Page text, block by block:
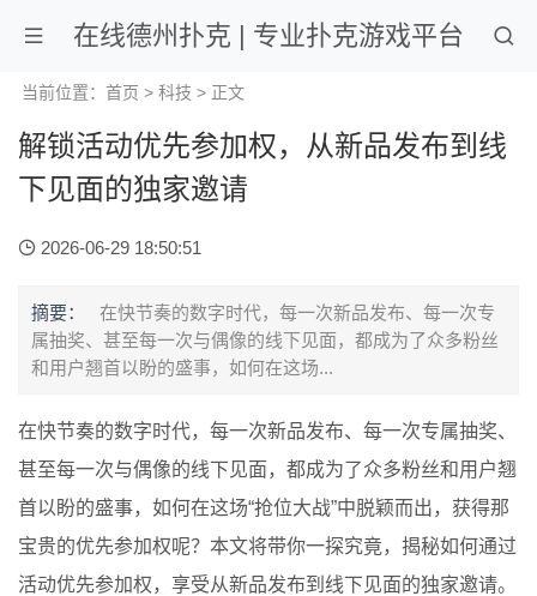
在线德州扑克 | 专业扑克游戏平台
当前位置： 首页 > 科技 > 正文
解锁活动优先参加权，从新品发布到线
下见面的独家邀请
2026-06-29 18:50:51
摘要：
在快节奏的数字时代，每一次新品发布、每一次专
属抽奖、甚至每一次与偶像的线下见面，都成为了众多粉丝
和用户翘首以盼的盛事，如何在这场...
在快节奏的数字时代，每一次新品发布、每一次专属抽奖、
甚至每一次与偶像的线下见面，都成为了众多粉丝和用户翘
首以盼的盛事，如何在这场“抢位大战”中脱颖而出，获得那
宝贵的优先参加权呢？本文将带你一探究竟，揭秘如何通过
活动优先参加权，享受从新品发布到线下见面的独家邀请。